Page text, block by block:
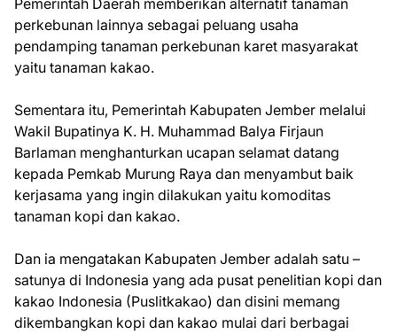
Pemerintah Daerah memberikan alternatif tanaman
perkebunan lainnya sebagai peluang usaha
pendamping tanaman perkebunan karet masyarakat
yaitu tanaman kakao.
Sementara itu, Pemerintah Kabupaten Jember melalui
Wakil Bupatinya K. H. Muhammad Balya Firjaun
Barlaman menghanturkan ucapan selamat datang
kepada Pemkab Murung Raya dan menyambut baik
kerjasama yang ingin dilakukan yaitu komoditas
tanaman kopi dan kakao.
Dan ia mengatakan Kabupaten Jember adalah satu –
satunya di Indonesia yang ada pusat penelitian kopi dan
kakao Indonesia (Puslitkakao) dan disini memang
dikembangkan kopi dan kakao mulai dari berbagai